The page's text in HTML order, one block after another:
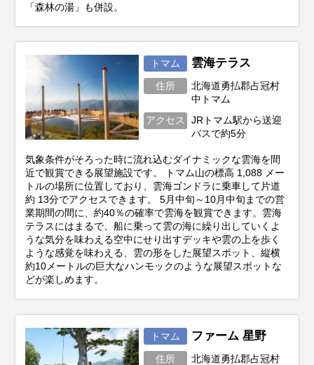
「森林の湯」も併設。
トマム 雲海テラス
住所
北海道勇払郡占冠村
中トマム
アクセス
JRトマム駅から送迎
バスで約5分
気象条件がそろった時に流れ込むダイナミックな雲海を間
近で観賞できる展望施設です。 トマム山の標高 1,088 メー
トルの場所に位置しており、雲海ゴンドラに乗車して片道
約 13分でアクセスできます。 5月中旬～10月中旬までの営
業期間の間に、約40％の確率で雲海を観賞できます。雲海
テラスにはまるで、船に乗って雲の海に繰り出していくよ
うな気分を味わえる空中にせり出すデッキや雲の上を歩く
ような感覚を味わえる、雲の形をした展望スポット、縦横
約10メートルの巨大なハンモックのような展望スポットな
どが楽しめます。
トマム ファーム 星野
住所 北海道勇払郡占冠村